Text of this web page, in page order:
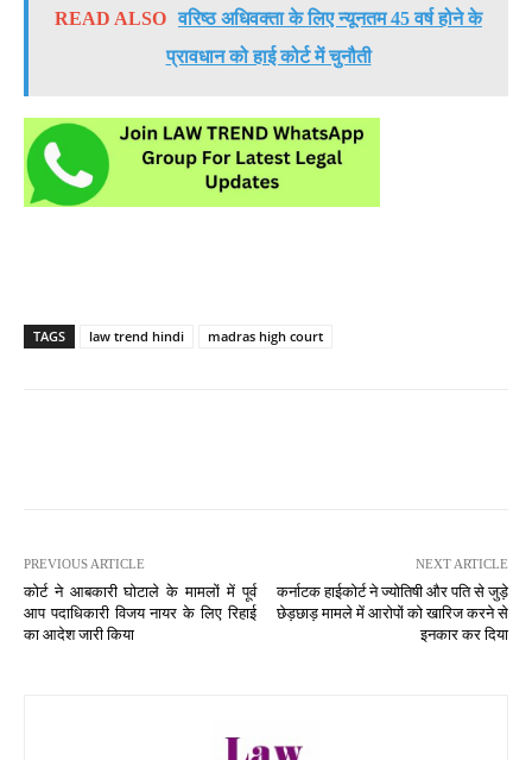
READ ALSO वरिष्ठ अधिवक्ता के लिए न्यूनतम 45 वर्ष होने के
प्रावधान को हाई कोर्ट में चुनौती
TAGS law trend hindi madras high court
PREVIOUS ARTICLE
कोर्ट ने आबकारी घोटाले के मामलों में पूर्व
आप पदाधिकारी विजय नायर के लिए रिहाई
का आदेश जारी किया
NEXT ARTICLE
कर्नाटक हाईकोर्ट ने ज्योतिषी और पति से जुड़े
छेड़छाड़ मामले में आरोपों को खारिज करने से
इनकार कर दिया